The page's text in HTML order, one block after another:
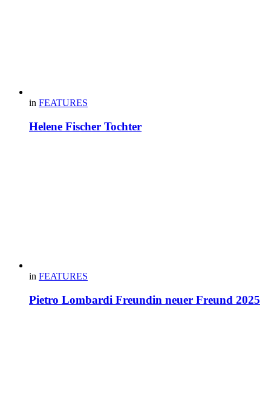
in FEATURES
Helene Fischer Tochter
in FEATURES
Pietro Lombardi Freundin neuer Freund 2025